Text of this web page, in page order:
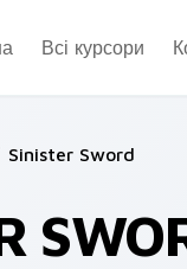
Всі курсори
Sinister Sword